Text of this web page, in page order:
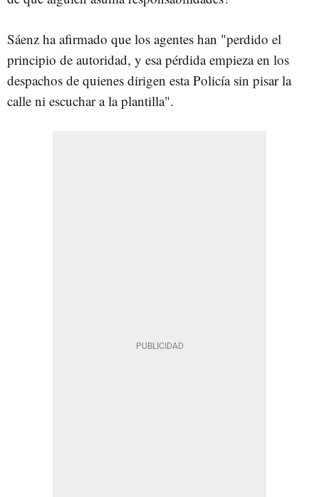
Sáenz ha afirmado que los agentes han "perdido el
principio de autoridad, y esa pérdida empieza en los
despachos de quienes dirigen esta Policía sin pisar la
calle ni escuchar a la plantilla".